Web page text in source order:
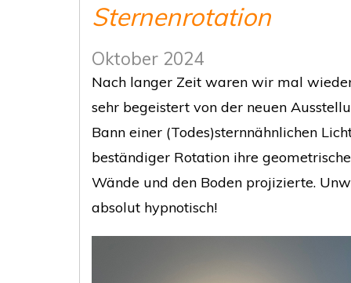
Sternenrotation
Oktober 2024
Nach langer Zeit waren wir mal
sehr begeistert von der neuen
Bann einer (Todes)sternnähnlichen
beständiger Rotation ihre
Wände und den Boden projizierte.
absolut hypnotisch!